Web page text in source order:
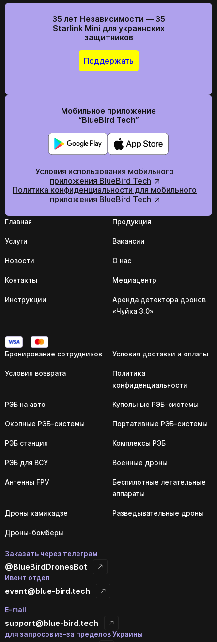
35 лет Независимости — 35
Starlink Mini для украинских
защитников
Поддержать
Мобильное приложение
“BlueBird Tech”
Условия использования мобильного
приложения BlueBird Tech
Политика конфиденциальности для мобильного
приложения BlueBird Tech
Главная Продукция
Услуги Вакансии
Новости О нас
Контакты Медиацентр
Инструкции
Аренда детектора дронов
«Чуйка 3.0»
Бронирование сотрудников Условия доставки и оплаты
Условия возврата
Политика
конфиденциальности
РЭБ на авто Купольные РЭБ-системы
Окопные РЭБ-системы Портативные РЭБ-системы
РЭБ станция Комплексы РЭБ
РЭБ для ВСУ Военные дроны
Антенны FPV
Беспилотные летательные
аппараты
Дроны камикадзе Разведывательные дроны
Дроны-бомберы
Заказать через телеграм
@BlueBirdDronesBot
Ивент отдел
event@blue-bird.tech
E-mail
support@blue-bird.tech
для запросов из-за пределов Украины
Отправить
Мы в социальних сетях
Ваш заказ принят
Продолжить покупки
Ваша заявка прийнята
На главную